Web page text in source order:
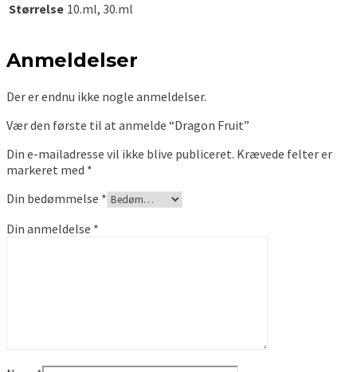
Størrelse 10.ml, 30.ml
Anmeldelser
Der er endnu ikke nogle anmeldelser.
Vær den første til at anmelde “Dragon Fruit”
Din e-mailadresse vil ikke blive publiceret. Krævede felter er
markeret med *
Din bedømmelse *
Din anmeldelse *